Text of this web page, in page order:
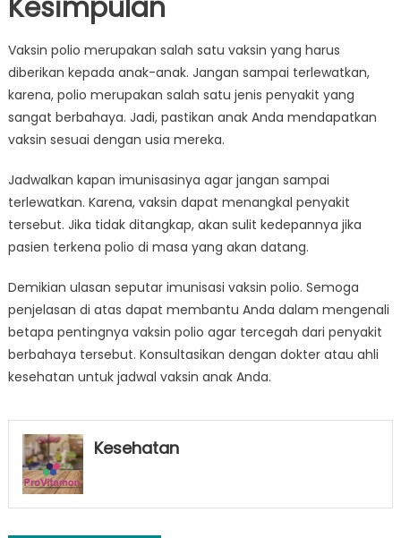
Kesimpulan
Vaksin polio merupakan salah satu vaksin yang harus
diberikan kepada anak-anak. Jangan sampai terlewatkan,
karena, polio merupakan salah satu jenis penyakit yang
sangat berbahaya. Jadi, pastikan anak Anda mendapatkan
vaksin sesuai dengan usia mereka.
Jadwalkan kapan imunisasinya agar jangan sampai
terlewatkan. Karena, vaksin dapat menangkal penyakit
tersebut. Jika tidak ditangkap, akan sulit kedepannya jika
pasien terkena polio di masa yang akan datang.
Demikian ulasan seputar imunisasi vaksin polio. Semoga
penjelasan di atas dapat membantu Anda dalam mengenali
betapa pentingnya vaksin polio agar tercegah dari penyakit
berbahaya tersebut. Konsultasikan dengan dokter atau ahli
kesehatan untuk jadwal vaksin anak Anda.
Kesehatan